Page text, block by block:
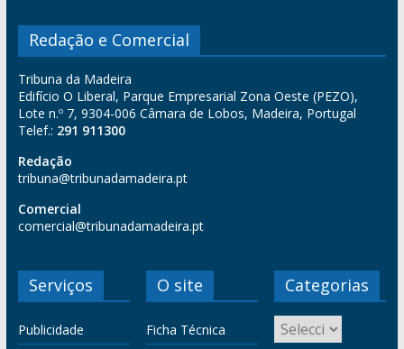
Redação e Comercial
Tribuna da Madeira
Edifício O Liberal, Parque Empresarial Zona Oeste (PEZO),
Lote n.º 7, 9304-006 Câmara de Lobos, Madeira, Portugal
Telef.: 291 911300
Redação
tribuna@tribunadamadeira.pt
Comercial
comercial@tribunadamadeira.pt
Serviços
Publicidade
O site
Ficha Técnica
Categorias